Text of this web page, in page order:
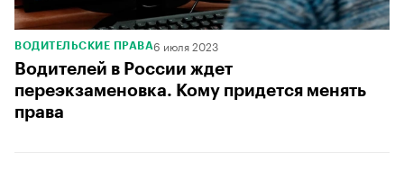
ВОДИТЕЛЬСКИЕ ПРАВА6 июля 2023
Водителей в России ждет
переэкзаменовка. Кому придется менять
права